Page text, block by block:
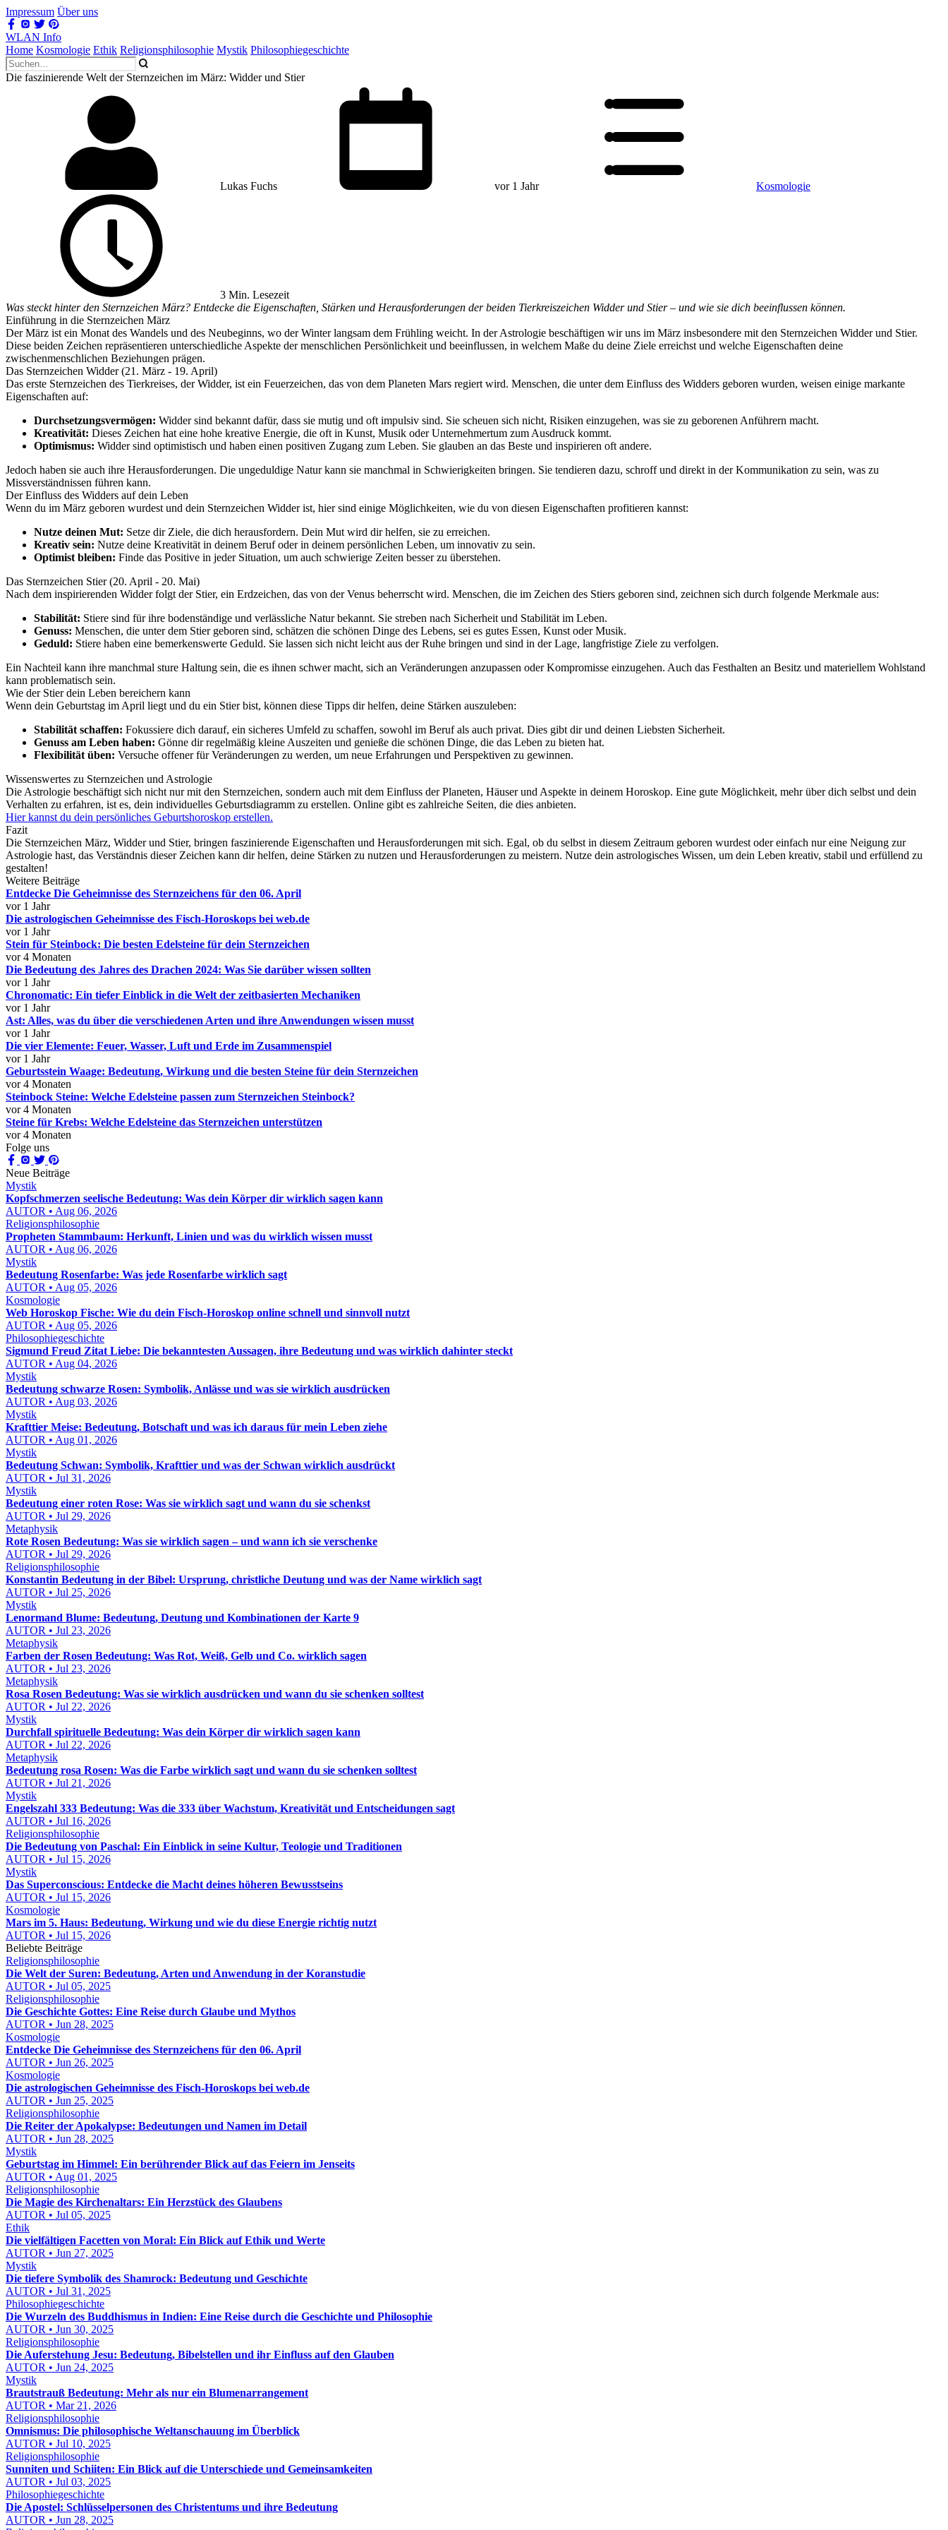
Impressum Über uns
WLAN Info
Home Kosmologie Ethik Religionsphilosophie Mystik Philosophiegeschichte
Die faszinierende Welt der Sternzeichen im März: Widder und Stier
Lukas Fuchs vor 1 Jahr Kosmologie
3 Min. Lesezeit
Was steckt hinter den Sternzeichen März? Entdecke die Eigenschaften, Stärken und Herausforderungen der beiden Tierkreiszeichen Widder und Stier – und wie sie dich beeinflussen können.
Einführung in die Sternzeichen März
Der März ist ein Monat des Wandels und des Neubeginns, wo der Winter langsam dem Frühling weicht. In der Astrologie beschäftigen wir uns im März insbesondere mit den Sternzeichen Widder und Stier.
Diese beiden Zeichen repräsentieren unterschiedliche Aspekte der menschlichen Persönlichkeit und beeinflussen, in welchem Maße du deine Ziele erreichst und welche Eigenschaften deine
zwischenmenschlichen Beziehungen prägen.
Das Sternzeichen Widder (21. März - 19. April)
Das erste Sternzeichen des Tierkreises, der Widder, ist ein Feuerzeichen, das von dem Planeten Mars regiert wird. Menschen, die unter dem Einfluss des Widders geboren wurden, weisen einige markante
Eigenschaften auf:
Durchsetzungsvermögen: Widder sind bekannt dafür, dass sie mutig und oft impulsiv sind. Sie scheuen sich nicht, Risiken einzugehen, was sie zu geborenen Anführern macht.
Kreativität: Dieses Zeichen hat eine hohe kreative Energie, die oft in Kunst, Musik oder Unternehmertum zum Ausdruck kommt.
Optimismus: Widder sind optimistisch und haben einen positiven Zugang zum Leben. Sie glauben an das Beste und inspirieren oft andere.
Jedoch haben sie auch ihre Herausforderungen. Die ungeduldige Natur kann sie manchmal in Schwierigkeiten bringen. Sie tendieren dazu, schroff und direkt in der Kommunikation zu sein, was zu
Missverständnissen führen kann.
Der Einfluss des Widders auf dein Leben
Wenn du im März geboren wurdest und dein Sternzeichen Widder ist, hier sind einige Möglichkeiten, wie du von diesen Eigenschaften profitieren kannst:
Nutze deinen Mut: Setze dir Ziele, die dich herausfordern. Dein Mut wird dir helfen, sie zu erreichen.
Kreativ sein: Nutze deine Kreativität in deinem Beruf oder in deinem persönlichen Leben, um innovativ zu sein.
Optimist bleiben: Finde das Positive in jeder Situation, um auch schwierige Zeiten besser zu überstehen.
Das Sternzeichen Stier (20. April - 20. Mai)
Nach dem inspirierenden Widder folgt der Stier, ein Erdzeichen, das von der Venus beherrscht wird. Menschen, die im Zeichen des Stiers geboren sind, zeichnen sich durch folgende Merkmale aus:
Stabilität: Stiere sind für ihre bodenständige und verlässliche Natur bekannt. Sie streben nach Sicherheit und Stabilität im Leben.
Genuss: Menschen, die unter dem Stier geboren sind, schätzen die schönen Dinge des Lebens, sei es gutes Essen, Kunst oder Musik.
Geduld: Stiere haben eine bemerkenswerte Geduld. Sie lassen sich nicht leicht aus der Ruhe bringen und sind in der Lage, langfristige Ziele zu verfolgen.
Ein Nachteil kann ihre manchmal sture Haltung sein, die es ihnen schwer macht, sich an Veränderungen anzupassen oder Kompromisse einzugehen. Auch das Festhalten an Besitz und materiellem Wohlstand
kann problematisch sein.
Wie der Stier dein Leben bereichern kann
Wenn dein Geburtstag im April liegt und du ein Stier bist, können diese Tipps dir helfen, deine Stärken auszuleben:
Stabilität schaffen: Fokussiere dich darauf, ein sicheres Umfeld zu schaffen, sowohl im Beruf als auch privat. Dies gibt dir und deinen Liebsten Sicherheit.
Genuss am Leben haben: Gönne dir regelmäßig kleine Auszeiten und genieße die schönen Dinge, die das Leben zu bieten hat.
Flexibilität üben: Versuche offener für Veränderungen zu werden, um neue Erfahrungen und Perspektiven zu gewinnen.
Wissenswertes zu Sternzeichen und Astrologie
Die Astrologie beschäftigt sich nicht nur mit den Sternzeichen, sondern auch mit dem Einfluss der Planeten, Häuser und Aspekte in deinem Horoskop. Eine gute Möglichkeit, mehr über dich selbst und dein
Verhalten zu erfahren, ist es, dein individuelles Geburtsdiagramm zu erstellen. Online gibt es zahlreiche Seiten, die dies anbieten.
Hier kannst du dein persönliches Geburtshoroskop erstellen.
Fazit
Die Sternzeichen März, Widder und Stier, bringen faszinierende Eigenschaften und Herausforderungen mit sich. Egal, ob du selbst in diesem Zeitraum geboren wurdest oder einfach nur eine Neigung zur
Astrologie hast, das Verständnis dieser Zeichen kann dir helfen, deine Stärken zu nutzen und Herausforderungen zu meistern. Nutze dein astrologisches Wissen, um dein Leben kreativ, stabil und erfüllend zu
gestalten!
Weitere Beiträge
Entdecke Die Geheimnisse des Sternzeichens für den 06. April
vor 1 Jahr
Die astrologischen Geheimnisse des Fisch-Horoskops bei web.de
vor 1 Jahr
Stein für Steinbock: Die besten Edelsteine für dein Sternzeichen
vor 4 Monaten
Die Bedeutung des Jahres des Drachen 2024: Was Sie darüber wissen sollten
vor 1 Jahr
Chronomatic: Ein tiefer Einblick in die Welt der zeitbasierten Mechaniken
vor 1 Jahr
Ast: Alles, was du über die verschiedenen Arten und ihre Anwendungen wissen musst
vor 1 Jahr
Die vier Elemente: Feuer, Wasser, Luft und Erde im Zusammenspiel
vor 1 Jahr
Geburtsstein Waage: Bedeutung, Wirkung und die besten Steine für dein Sternzeichen
vor 4 Monaten
Steinbock Steine: Welche Edelsteine passen zum Sternzeichen Steinbock?
vor 4 Monaten
Steine für Krebs: Welche Edelsteine das Sternzeichen unterstützen
vor 4 Monaten
Folge uns
Neue Beiträge
Mystik
Kopfschmerzen seelische Bedeutung: Was dein Körper dir wirklich sagen kann
AUTOR • Aug 06, 2026
Religionsphilosophie
Propheten Stammbaum: Herkunft, Linien und was du wirklich wissen musst
AUTOR • Aug 06, 2026
Mystik
Bedeutung Rosenfarbe: Was jede Rosenfarbe wirklich sagt
AUTOR • Aug 05, 2026
Kosmologie
Web Horoskop Fische: Wie du dein Fisch-Horoskop online schnell und sinnvoll nutzt
AUTOR • Aug 05, 2026
Philosophiegeschichte
Sigmund Freud Zitat Liebe: Die bekanntesten Aussagen, ihre Bedeutung und was wirklich dahinter steckt
AUTOR • Aug 04, 2026
Mystik
Bedeutung schwarze Rosen: Symbolik, Anlässe und was sie wirklich ausdrücken
AUTOR • Aug 03, 2026
Mystik
Krafttier Meise: Bedeutung, Botschaft und was ich daraus für mein Leben ziehe
AUTOR • Aug 01, 2026
Mystik
Bedeutung Schwan: Symbolik, Krafttier und was der Schwan wirklich ausdrückt
AUTOR • Jul 31, 2026
Mystik
Bedeutung einer roten Rose: Was sie wirklich sagt und wann du sie schenkst
AUTOR • Jul 29, 2026
Metaphysik
Rote Rosen Bedeutung: Was sie wirklich sagen – und wann ich sie verschenke
AUTOR • Jul 29, 2026
Religionsphilosophie
Konstantin Bedeutung in der Bibel: Ursprung, christliche Deutung und was der Name wirklich sagt
AUTOR • Jul 25, 2026
Mystik
Lenormand Blume: Bedeutung, Deutung und Kombinationen der Karte 9
AUTOR • Jul 23, 2026
Metaphysik
Farben der Rosen Bedeutung: Was Rot, Weiß, Gelb und Co. wirklich sagen
AUTOR • Jul 23, 2026
Metaphysik
Rosa Rosen Bedeutung: Was sie wirklich ausdrücken und wann du sie schenken solltest
AUTOR • Jul 22, 2026
Mystik
Durchfall spirituelle Bedeutung: Was dein Körper dir wirklich sagen kann
AUTOR • Jul 22, 2026
Metaphysik
Bedeutung rosa Rosen: Was die Farbe wirklich sagt und wann du sie schenken solltest
AUTOR • Jul 21, 2026
Mystik
Engelszahl 333 Bedeutung: Was die 333 über Wachstum, Kreativität und Entscheidungen sagt
AUTOR • Jul 16, 2026
Religionsphilosophie
Die Bedeutung von Paschal: Ein Einblick in seine Kultur, Teologie und Traditionen
AUTOR • Jul 15, 2026
Mystik
Das Superconscious: Entdecke die Macht deines höheren Bewusstseins
AUTOR • Jul 15, 2026
Kosmologie
Mars im 5. Haus: Bedeutung, Wirkung und wie du diese Energie richtig nutzt
AUTOR • Jul 15, 2026
Beliebte Beiträge
Religionsphilosophie
Die Welt der Suren: Bedeutung, Arten und Anwendung in der Koranstudie
AUTOR • Jul 05, 2025
Religionsphilosophie
Die Geschichte Gottes: Eine Reise durch Glaube und Mythos
AUTOR • Jun 28, 2025
Kosmologie
Entdecke Die Geheimnisse des Sternzeichens für den 06. April
AUTOR • Jun 26, 2025
Kosmologie
Die astrologischen Geheimnisse des Fisch-Horoskops bei web.de
AUTOR • Jun 25, 2025
Religionsphilosophie
Die Reiter der Apokalypse: Bedeutungen und Namen im Detail
AUTOR • Jun 28, 2025
Mystik
Geburtstag im Himmel: Ein berührender Blick auf das Feiern im Jenseits
AUTOR • Aug 01, 2025
Religionsphilosophie
Die Magie des Kirchenaltars: Ein Herzstück des Glaubens
AUTOR • Jul 05, 2025
Ethik
Die vielfältigen Facetten von Moral: Ein Blick auf Ethik und Werte
AUTOR • Jun 27, 2025
Mystik
Die tiefere Symbolik des Shamrock: Bedeutung und Geschichte
AUTOR • Jul 31, 2025
Philosophiegeschichte
Die Wurzeln des Buddhismus in Indien: Eine Reise durch die Geschichte und Philosophie
AUTOR • Jun 30, 2025
Religionsphilosophie
Die Auferstehung Jesu: Bedeutung, Bibelstellen und ihr Einfluss auf den Glauben
AUTOR • Jun 24, 2025
Mystik
Brautstrauß Bedeutung: Mehr als nur ein Blumenarrangement
AUTOR • Mar 21, 2026
Religionsphilosophie
Omnismus: Die philosophische Weltanschauung im Überblick
AUTOR • Jul 10, 2025
Religionsphilosophie
Sunniten und Schiiten: Ein Blick auf die Unterschiede und Gemeinsamkeiten
AUTOR • Jul 03, 2025
Philosophiegeschichte
Die Apostel: Schlüsselpersonen des Christentums und ihre Bedeutung
AUTOR • Jun 28, 2025